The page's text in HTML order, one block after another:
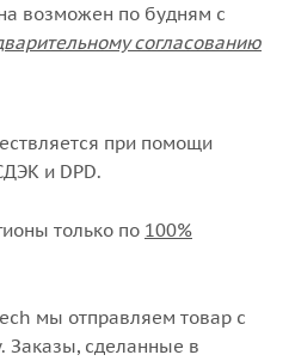
возможен по будням с
согласованию
при помощи
и DPD.
только по 100%
мы отправляем товар с
Заказы, сделанные в